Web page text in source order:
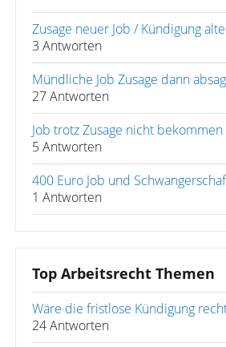
Zusage neuer Job / Kündigung
3 Antworten
Mündliche Job Zusage dann
27 Antworten
Job trotz Zusage nicht bekommen
5 Antworten
400 Euro Job und
1 Antworten
Top Arbeitsrecht Themen
Wäre die fristlose Kündigung
24 Antworten